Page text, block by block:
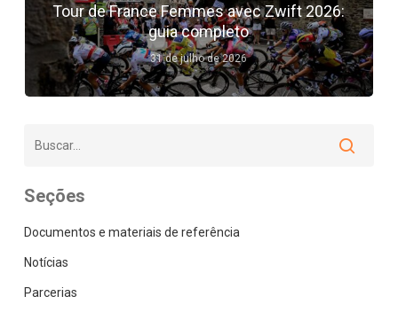
Tour de France Femmes avec Zwift 2026:
guia completo
31 de julho de 2026
Seções
Documentos e materiais de referência
Notícias
Parcerias